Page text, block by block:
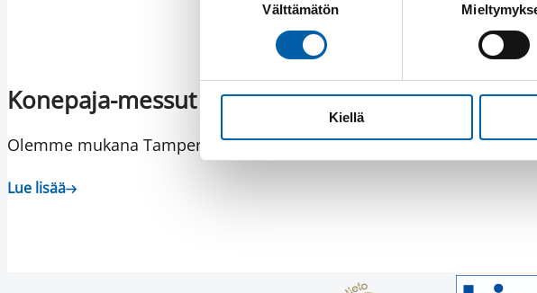
Välttämätön
Kiellä
Konepaja-messut 17.–19.3.2026
Olemme mukana Tampereen Konepaja-messuilla 17.–19.3.2026!
Lue lisää